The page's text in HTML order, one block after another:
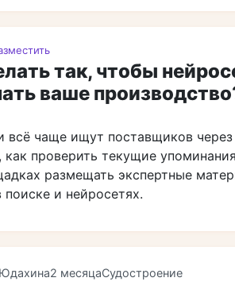
так, чтобы
ваше
всё чаще ищут поставщиков
как проверить текущие
размещать экспертные
поиске и нейросетях.
2 месяцаСудостроение